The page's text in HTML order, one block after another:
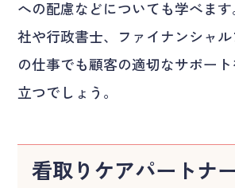
への配慮などについても学べま
社や行政書士、ファイナンシャ
の仕事でも顧客の適切なサポー
立つでしょう。
看取りケアパートナ